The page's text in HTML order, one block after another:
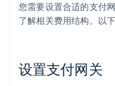
您需要设置合适的支付
了解相关费用结构。以
设置支付网关